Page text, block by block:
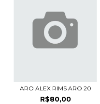
ARO ALEX RIMS ARO 20
R$80,00